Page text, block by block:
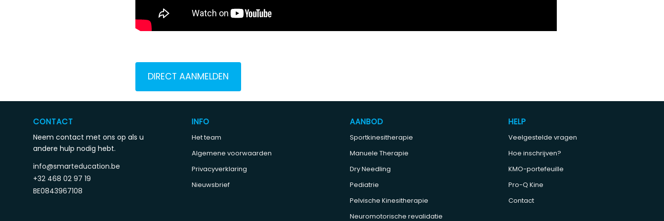
DIRECT AANMELDEN
CONTACT
Neem contact met ons op als u
andere hulp nodig hebt.
info@smarteducation.be
+32 468 02 97 19
BE0843967108
INFO
Het team
Algemene voorwaarden
Privacyverklaring
Nieuwsbrief
AANBOD
Sportkinesitherapie
Manuele Therapie
Dry Needling
Pediatrie
Pelvische Kinesitherapie
Neuromotorische revalidatie
HELP
Veelgestelde vragen
Hoe inschrijven?
KMO-portefeuille
Pro-Q Kine
Contact